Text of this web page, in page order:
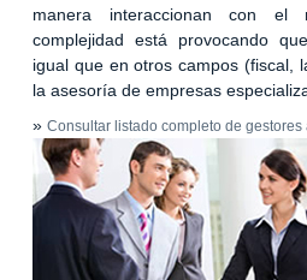
manera interaccionan con el
complejidad está provocando
igual que en otros campos (fiscal,
la asesoría de empresas
» Consultar listado completo de gestores